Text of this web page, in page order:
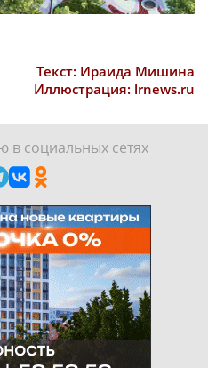
Текст: Ираида Мишина
Иллюстрация: lrnews.ru
в социальных сетях